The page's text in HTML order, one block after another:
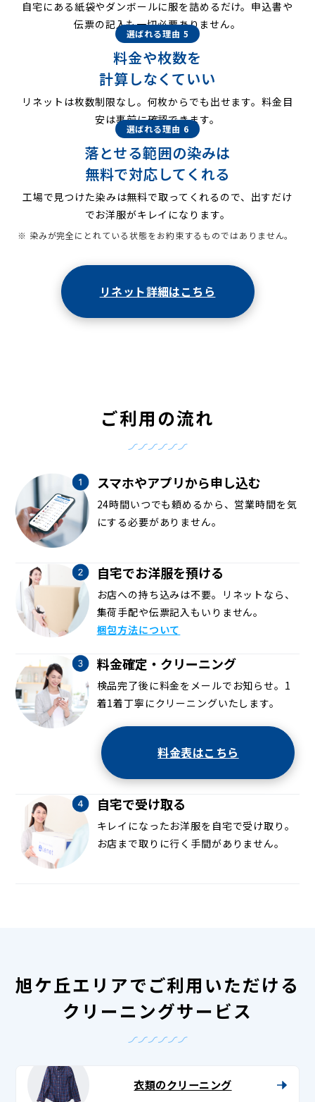
自宅にある紙袋やダンボールに服を詰めるだけ。申込書や
伝票の記入も一切必要ありません。
選ばれる理由 5
料金や枚数を
計算しなくていい
リネットは枚数制限なし。何枚からでも出せます。料金目
安は事前に確認できます。
選ばれる理由 6
落とせる範囲の染みは
無料で対応してくれる
工場で見つけた染みは無料で取ってくれるので、出すだけ
でお洋服がキレイになります。
※ 染みが完全にとれている状態をお約束するものではありません。
リネット詳細はこちら
ご利用の流れ
スマホやアプリから申し込む
24時間いつでも頼めるから、営業時間を気
にする必要がありません。
自宅でお洋服を預ける
お店への持ち込みは不要。リネットなら、
集荷手配や伝票記入もいりません。
梱包方法について
料金確定・クリーニング
検品完了後に料金をメールでお知らせ。1
着1着丁寧にクリーニングいたします。
料金表はこちら
自宅で受け取る
キレイになったお洋服を自宅で受け取り。
お店まで取りに行く手間がありません。
旭ケ丘エリアでご利用いただける
クリーニングサービス
衣類のクリーニング